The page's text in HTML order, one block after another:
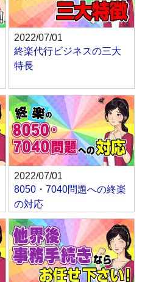
2022/07/01
終楽代行ビジネスの三大
特長
2022/07/01
8050・7040問題への終楽
の対応